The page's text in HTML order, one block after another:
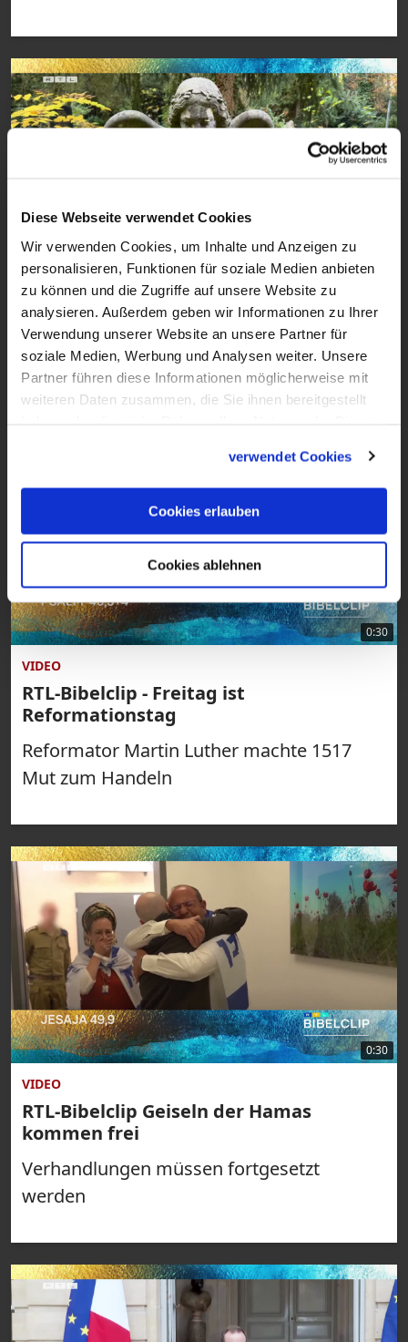
Diese Webseite verwendet Cookies
Wir verwenden Cookies, um Inhalte und Anzeigen zu
personalisieren, Funktionen für soziale Medien anbieten
zu können und die Zugriffe auf unsere Website zu
analysieren. Außerdem geben wir Informationen zu Ihrer
Verwendung unserer Website an unsere Partner für
soziale Medien, Werbung und Analysen weiter. Unsere
Partner führen diese Informationen möglicherweise mit
weiteren Daten zusammen, die Sie ihnen bereitgestellt
verwendet Cookies
Cookies erlauben
Cookies ablehnen
VIDEO
RTL-Bibelclip Allerheiligen/Allerseelen
Christen gedenken ihrer Toten
0:30
VIDEO
RTL-Bibelclip - Freitag ist
Reformationstag
Reformator Martin Luther machte 1517
Mut zum Handeln
0:30
VIDEO
RTL-Bibelclip Geiseln der Hamas
kommen frei
Verhandlungen müssen fortgesetzt
werden